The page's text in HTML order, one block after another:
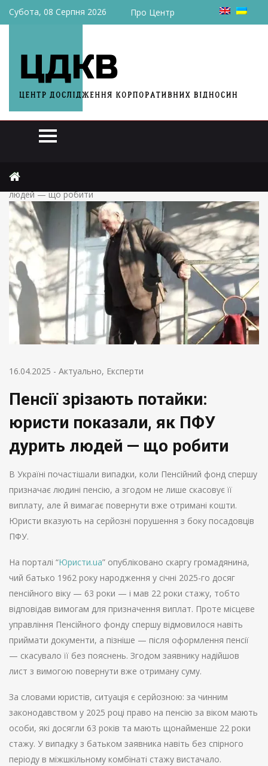
Субота, 08 Серпня 2026 Про Центр
Пенсії зрізають потайки: юристи показали, як ПФУ дурить
людей — що робити
16.04.2025 - Актуально, Експерти
Пенсії зрізають потайки:
юристи показали, як ПФУ
дурить людей — що робити
В Україні почастішали випадки, коли Пенсійний фонд спершу
призначає людині пенсію, а згодом не лише скасовує її
виплату, але й вимагає повернути вже отримані кошти.
Юристи вказують на серйозні порушення з боку посадовців
ПФУ.
На порталі “Юристи.ua” опубліковано скаргу громадянина,
чий батько 1962 року народження у січні 2025-го досяг
пенсійного віку — 63 роки — і мав 22 роки стажу, тобто
відповідав вимогам для призначення виплат. Проте місцеве
управління Пенсійного фонду спершу відмовилося навіть
приймати документи, а пізніше — після оформлення пенсії
— скасувало її без пояснень. Згодом заявнику надійшов
лист з вимогою повернути вже отриману суму.
За словами юристів, ситуація є серйозною: за чинним
законодавством у 2025 році право на пенсію за віком мають
особи, які досягли 63 років та мають щонайменше 22 роки
стажу. У випадку з батьком заявника навіть без спірного
періоду в міжшкільному комбінаті стажу вистачало.